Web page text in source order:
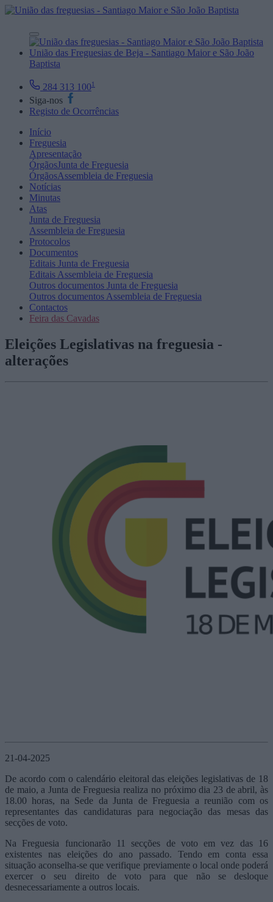
União das Freguesias de Beja - Santiago Maior e São João
Baptista
284 313 1001
Siga-nos
Registo de Ocorrências
Início
Freguesia
Apresentação
ÓrgãosJunta de Freguesia
ÓrgãosAssembleia de Freguesia
Notícias
Minutas
Atas
Junta de Freguesia
Assembleia de Freguesia
Protocolos
Documentos
Editais Junta de Freguesia
Editais Assembleia de Freguesia
Outros documentos Junta de Freguesia
Outros documentos Assembleia de Freguesia
Contactos
Feira das Cavadas
Eleições Legislativas na freguesia -
alterações
21-04-2025
De acordo com o calendário eleitoral das eleições legislativas de 18
de maio, a Junta de Freguesia realiza no próximo dia 23 de abril, às
18.00 horas, na Sede da Junta de Freguesia a reunião com os
representantes das candidaturas para negociação das mesas das
secções de voto.
Na Freguesia funcionarão 11 secções de voto em vez das 16
existentes nas eleições do ano passado. Tendo em conta essa
situação aconselha-se que verifique previamente o local onde poderá
exercer o seu direito de voto para que não se desloque
desnecessariamente a outros locais.